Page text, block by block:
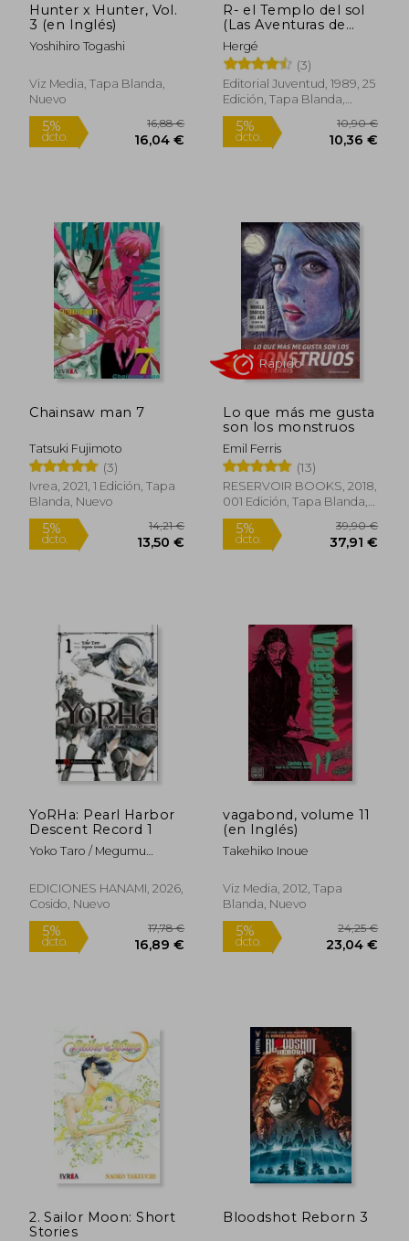
Hunter x Hunter, Vol.
3 (en Inglés)
Yoshihiro Togashi
Viz Media, Tapa Blanda,
Nuevo
5%
dcto. 16,04 €
R- el Templo del sol
(Las Aventuras de
Tintin Rustica)
Hergé
(3)
Editorial Juventud, 1989, 25
Edición, Tapa Blanda,
Nuevo
5%
dcto.
Rápido
Chainsaw man 7
Tatsuki Fujimoto
(3)
Ivrea, 2021, 1 Edición, Tapa
Blanda, Nuevo
5%
dcto. 13,50 €
Lo que más me gusta
son los monstruos
Emil Ferris
(13)
RESERVOIR BOOKS, 2018,
001 Edición, Tapa Blanda,
Nuevo
5%
dcto.
Rápido
YoRHa: Pearl Harbor
Descent Record 1
Yoko Taro / Megumu
EDICIONES HANAMI, 2026,
Cosido, Nuevo
vagabond, volume 11
(en Inglés)
Takehiko Inoue
Viz Media, 2012, Tapa
Blanda, Nuevo
2. Sailor Moon: Short
Stories
Bloodshot Reborn 3